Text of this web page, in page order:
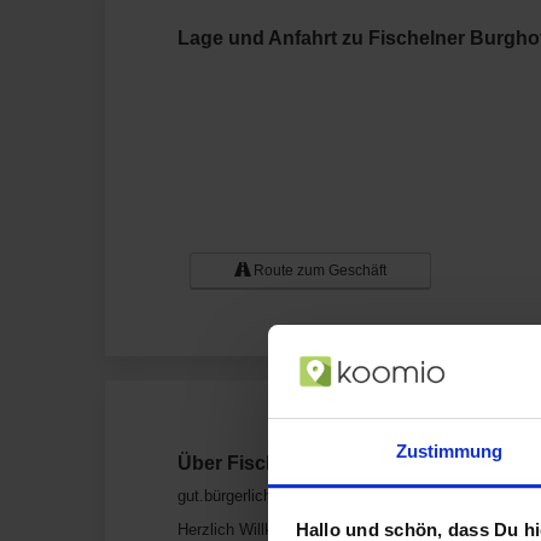
Zustimmung
Hallo und schön, dass Du
Lage und Anfahrt zu Fischelner
Route zum Geschäft
Über Fischelner Burghof Marienstraße
gut.bürgerlich.lecker
Herzlich Willkommen im Fischelner Burghof Wir